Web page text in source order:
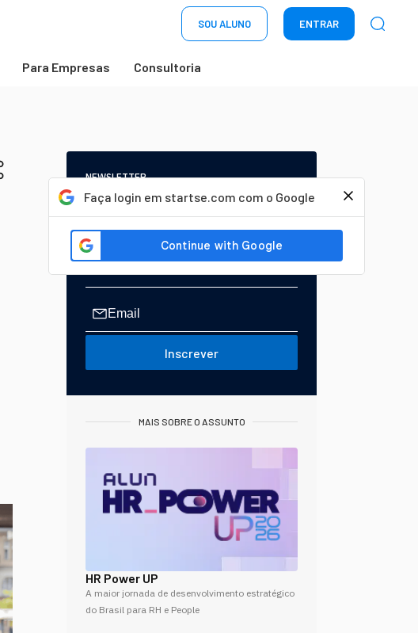
SOU ALUNO ENTRAR
Para Empresas Consultoria
Faça login em startse.com com o Google
NEWSLETTER
Start Seu dia:
A Newsletter do AGORA!
Inscrever
MAIS SOBRE O ASSUNTO
HR Power UP
A maior jornada de desenvolvimento estratégico
do Brasil para RH e People